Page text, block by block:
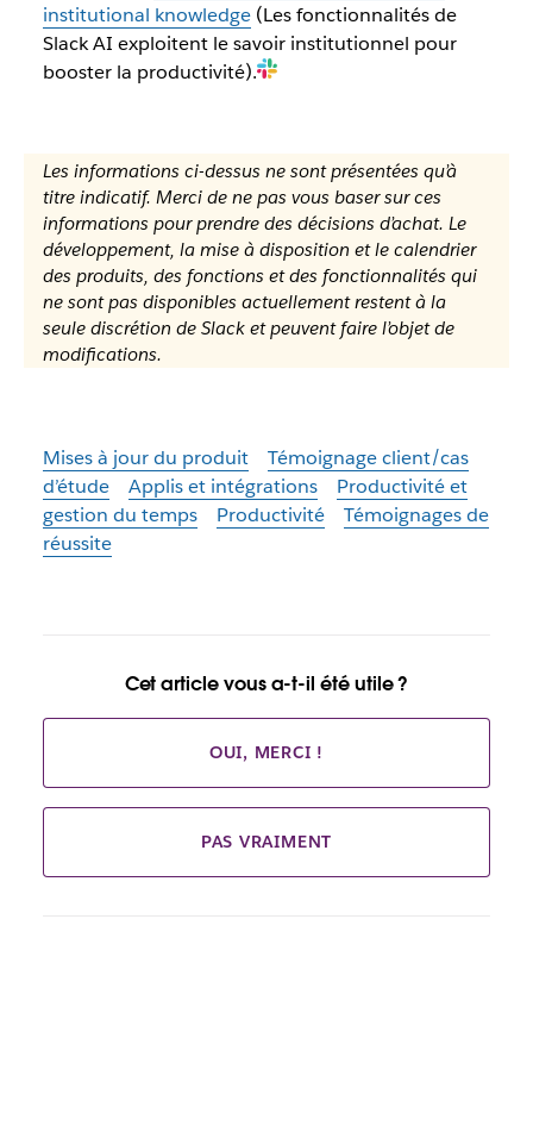
institutional knowledge(Les fonctionnalités de
Slack AI exploitent le savoir institutionnel pour
booster la productivité).
Les informations ci-dessus ne sont présentées qu’à
titre indicatif. Merci de ne pas vous baser sur ces
informations pour prendre des décisions d’achat. Le
développement, la mise à disposition et le calendrier
des produits, des fonctions et des fonctionnalités qui
ne sont pas disponibles actuellement restent à la
seule discrétion de Slack et peuvent faire l’objet de
modifications.
Mises à jour du produit
Témoignage client/cas
d’étude
Applis et intégrations
Productivité et
gestion du temps
Productivité
Témoignages de
réussite
Cet article vous a-t-il été utile ?
OUI, MERCI !
PAS VRAIMENT